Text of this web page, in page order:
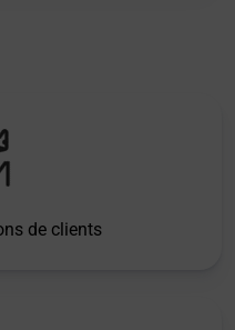
de clients